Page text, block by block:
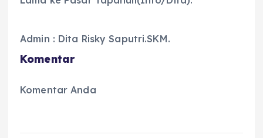
Admin : Dita Risky Saputri.SKM.
Komentar
Komentar Anda